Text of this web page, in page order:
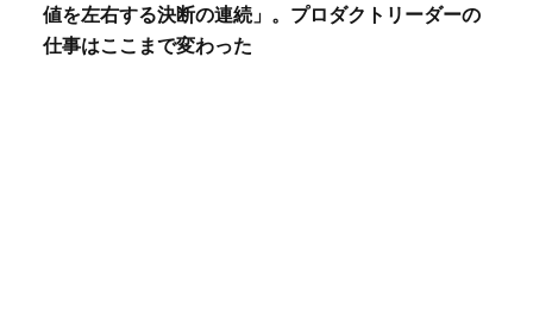
値を左右する決断の連続」。プロダクトリーダーの
仕事はここまで変わった